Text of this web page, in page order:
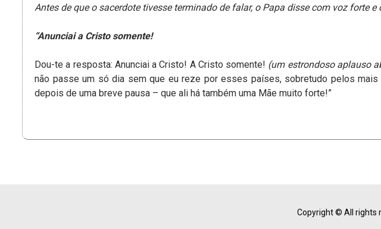
Antes de que o sacerdote tivesse terminado de falar, o Papa disse com voz forte e
“Anunciai a Cristo somente!
Dou-te a resposta: Anunciai a Cristo! A Cristo somente! (um estrondoso aplauso
não passe um só dia sem que eu reze por esses países, sobretudo pelos
depois de uma breve pausa – que ali há também uma Mãe muito forte!”
Copyright © All rights